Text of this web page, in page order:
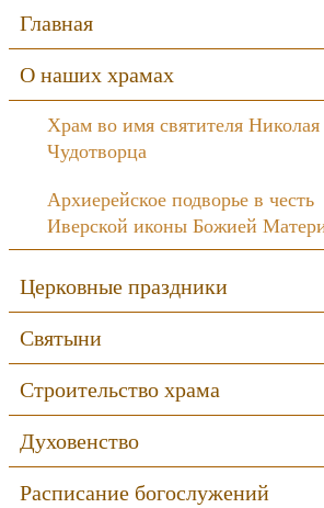
Sidebar
Главная
О наших храмах
Храм во имя святителя Николая
Чудотворца
Архиерейское подворье в честь
Иверской иконы Божией
Церковные праздники
Святыни
Строительство храма
Духовенство
Расписание богослужений